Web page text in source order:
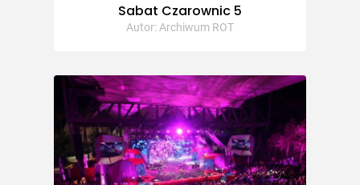
Sabat Czarownic 5
Autor: Archiwum ROT